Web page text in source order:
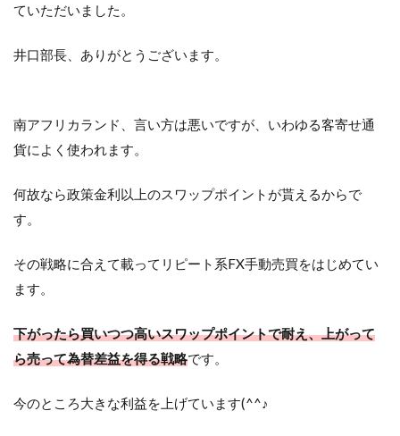
ていただいました。
井口部長、ありがとうございます。
南アフリカランド、言い方は悪いですが、いわゆる客寄せ通
貨によく使われます。
何故なら政策金利以上のスワップポイントが貰えるからで
す。
その戦略に合えて載ってリピート系FX手動売買をはじめてい
ます。
下がったら買いつつ高いスワップポイントで耐え、上がって
ら売って為替差益を得る戦略です。
今のところ大きな利益を上げています(^^♪